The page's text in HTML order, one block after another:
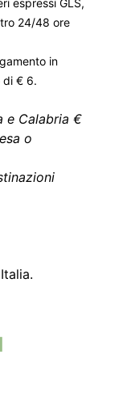
24/48 ore
in
di € 6.
e Calabria €
o